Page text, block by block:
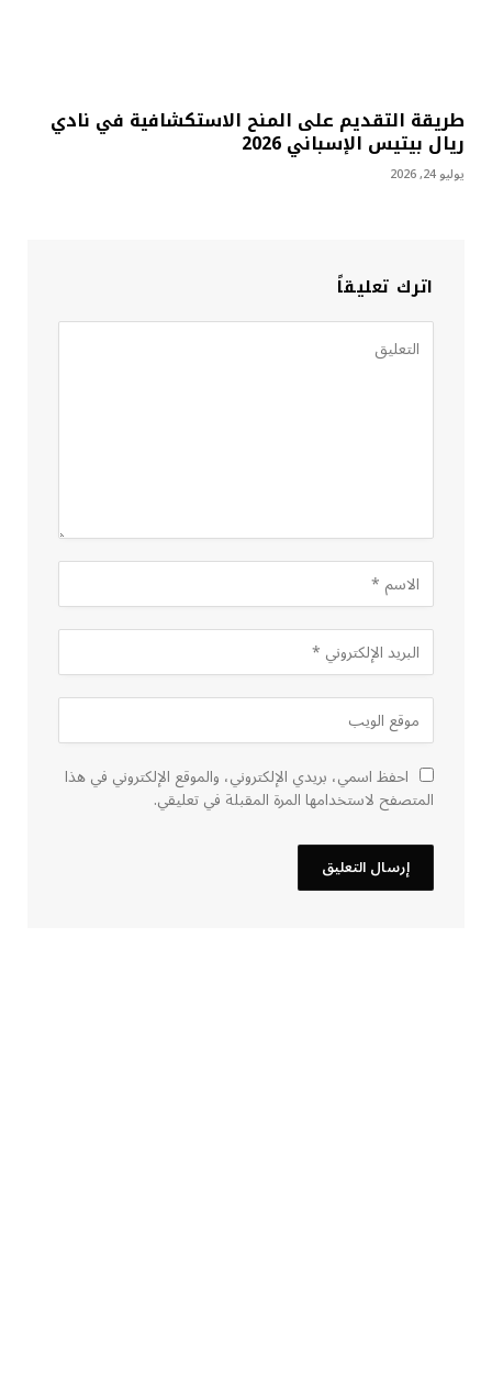
طريقة التقديم على المنح الاستكشافية في نادي
ريال بيتيس الإسباني 2026
يوليو 24, 2026
اترك تعليقاً
احفظ اسمي، بريدي الإلكتروني، والموقع الإلكتروني في هذا
المتصفح لاستخدامها المرة المقبلة في تعليقي.